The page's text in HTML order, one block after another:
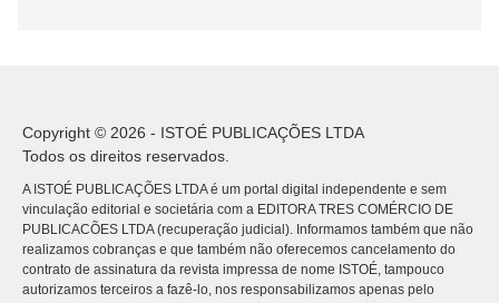
Copyright © 2026 - ISTOÉ PUBLICAÇÕES LTDA
Todos os direitos reservados.
A ISTOÉ PUBLICAÇÕES LTDA é um portal digital independente e sem
vinculação editorial e societária com a EDITORA TRES COMÉRCIO DE
PUBLICACÕES LTDA (recuperação judicial). Informamos também que não
realizamos cobranças e que também não oferecemos cancelamento do
contrato de assinatura da revista impressa de nome ISTOÉ, tampouco
autorizamos terceiros a fazê-lo, nos responsabilizamos apenas pelo